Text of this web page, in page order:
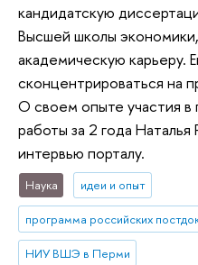
кандидатскую
Высшей школы
академическую карьеру.
сконцентрироваться на
О своем опыте участия в
работы за 2 года Наталья
интервью порталу.
Наука идеи и опыт
программа российских
НИУ ВШЭ в Перми